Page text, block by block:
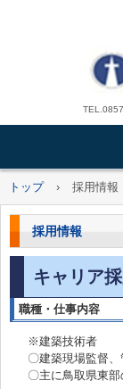
トップ › 採用情報
採用情報
キャリア
職種・仕事内容
※建築技術者
〇建築現場監督
〇主に鳥取県東